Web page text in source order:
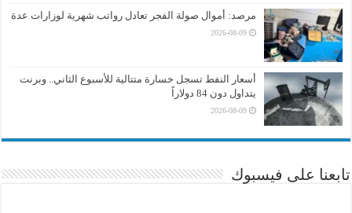
مرصد: أموال صولة الفجر تعادل رواتب شهرية لوزارات عدة
2026-08-09
أسعار النفط تسجل خسارة متتالية للأسبوع الثاني.. وبرنت
يتداول دون 84 دولاراً
2026-08-09
تابعنا على فيسبوك